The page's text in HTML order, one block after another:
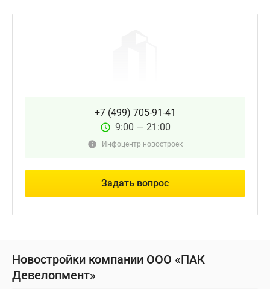
+7 (499) 705-91-41
9:00 — 21:00
Инфоцентр новостроек
Задать вопрос
Новостройки компании ООО «ПАК
Девелопмент»